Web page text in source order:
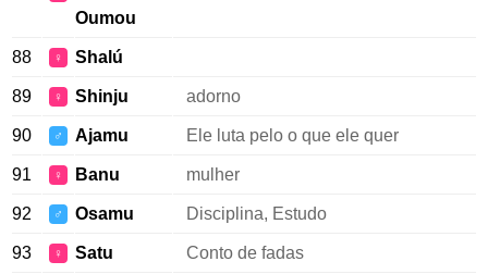
Oumou
88 ♀ Shalú
89 ♀ Shinju adorno
90 ♂ Ajamu Ele luta pelo o que ele quer
91 ♀ Banu mulher
92 ♂ Osamu Disciplina, Estudo
93 ♀ Satu Conto de fadas